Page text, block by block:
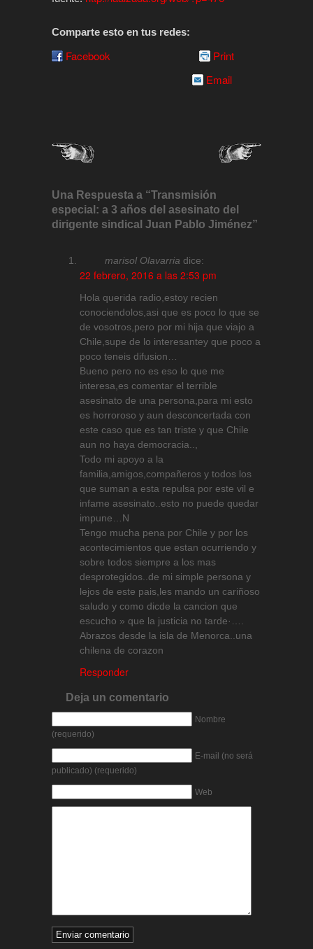
Comparte esto en tus redes:
Facebook
Print
Email
Una Respuesta a “Transmisión
especial: a 3 años del asesinato del
dirigente sindical Juan Pablo Jiménez”
marisol Olavarria dice:
22 febrero, 2016 a las 2:53 pm
Hola querida radio,estoy recien
conociendolos,asi que es poco lo que se
de vosotros,pero por mi hija que viajo a
Chile,supe de lo interesantey que poco a
poco teneis difusion…
Bueno pero no es eso lo que me
interesa,es comentar el terrible
asesinato de una persona,para mi esto
es horroroso y aun desconcertada con
este caso que es tan triste y que Chile
aun no haya democracia..,
Todo mi apoyo a la
familia,amigos,compañeros y todos los
que suman a esta repulsa por este vil e
infame asesinato..esto no puede quedar
impune…N
Tengo mucha pena por Chile y por los
acontecimientos que estan ocurriendo y
sobre todos siempre a los mas
desprotegidos..de mi simple persona y
lejos de este pais,les mando un cariñoso
saludo y como dicde la cancion que
escucho » que la justicia no tarde·….
Abrazos desde la isla de Menorca..una
chilena de corazon
Responder
Deja un comentario
Nombre
(requerido)
E-mail (no será
publicado) (requerido)
Web